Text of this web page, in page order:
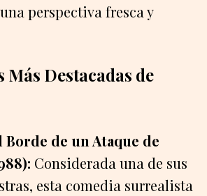
perspectiva fresca y
Más Destacadas de
Borde de un Ataque de
Considerada una de sus
esta comedia surrealista